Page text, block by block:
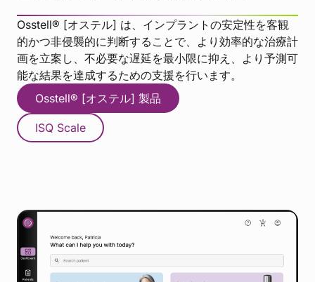
Osstell® [オステル] は、インプラントの安定性を客観
的かつ非侵襲的に判断することで、より効率的な治療計
画を立案し、不必要な遅延を最小限に抑え、より予測可
能な結果を達成するための支援を行います。
Osstell® [オステル] 製品
ISQ Scale